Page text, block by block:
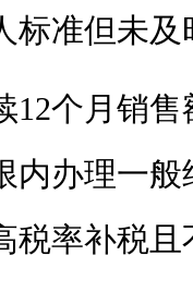
标准但未及
12个月销
内办理一
税率补税